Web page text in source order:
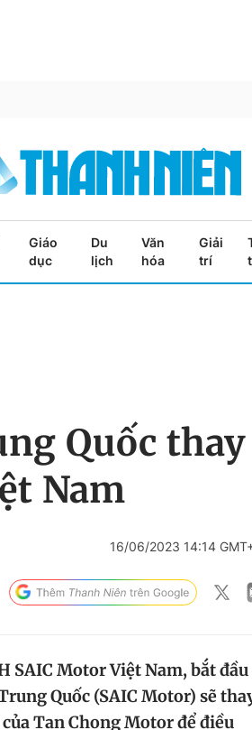
Giáo
dục
Du
lịch
Văn
hóa
Giải
trí
Quốc
Nam
16/06/2023 14:14
SAIC Motor Việt Nam, bắt đầu
Quốc (SAIC Motor) sẽ
Tan Chong Motor để điều